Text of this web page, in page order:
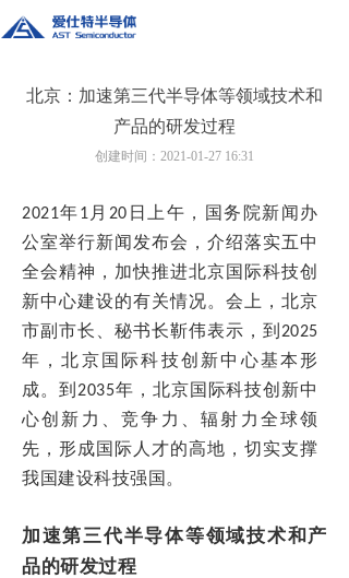
北京：加速第三代半导体等领域技术和
产品的研发过程
2021年1月20日上午，国务院新闻办
公室举行新闻发布会，介绍落实五中
全会精神，加快推进北京国际科技创
新中心建设的有关情况。会上，北京
市副市长、秘书长靳伟表示，到2025
年，北京国际科技创新中心基本形
成。到2035年，北京国际科技创新中
心创新力、竞争力、辐射力全球领
先，形成国际人才的高地，切实支撑
我国建设科技强国。
加速第三代半导体等领域技术和产
品的研发过程
创建时间： 2021-01-27 16:31